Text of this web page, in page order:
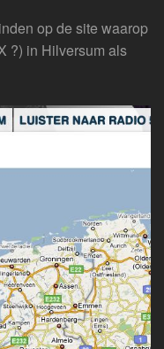
op de site waarop
?) in Hilversum als